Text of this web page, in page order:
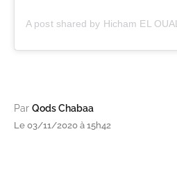
Par Qods Chabaa
Le 03/11/2020 à 15h42